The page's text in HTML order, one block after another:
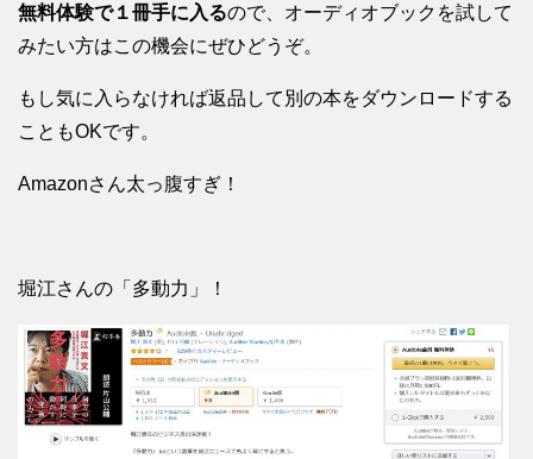
無料体験で１冊手に入るので、オーディオブックを試して
みたい方はこの機会にぜひどうぞ。
もし気に入らなければ返品して別の本をダウンロードする
こともOKです。
Amazonさん太っ腹すぎ！
堀江さんの「多動力」！